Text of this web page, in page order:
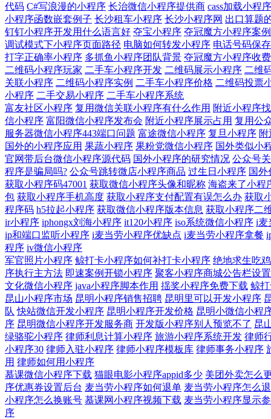
代码 C#写浪漫的小程序 长治微信小程序提供商 cass加载小程
小程序函数嵌套例子 长沙租车小程序 长沙小程序网 出口算题
钉钉小程序开发用什么语言好 夺宝小程序 夺冠魔方小程序案例
调试模式下小程序页面路径 电脑如何转发小程序 电话号码保
打字正确率小程序 多抓鱼小程序团队背景 夺冠魔方小程序收费
二维码小程序玩家 二手车小程序开发 二维码展示小程序 二维
关联小程序 二维码小程序实例 二手车小程序价格 二维码投票
小程序 二手交易小程序 二手车小程序系统
富友社区小程序 复用微信关联小程序有什么作用 附近小程序
信小程序 富阳微信小程序发布会 附近小程序展示占用 复用公
服务器微信小程序443端口问题 富途微信小程序 复旦小程序
国外的小程序应用 果蔬小程序 果粉党微信小程序 国外类似小
官网带后台微信小程序源代码 国外小程序的研究情况 公众号
程序是骗局吗? 公众号跳转微店小程序商品 过生日小程序 国外
获取小程序码47001 获取微信小程序头像和昵称 海盗来了小程
包 获取小程序手机高度 获取小程序支付配置有误怎么办 获取
程序码 h5拉起小程序 获取微信小程序版本信息 获取小程序二
ir小程序 iphongx刘海小程序 it120小程序 iso系统微信小程序 i麦
ip和端口监听小程序 i麦当劳小程序优缺点 i麦当劳小程序拿餐
程序 iv微信小程序
军官照片小程序 鲸打卡小程序如何补打卡小程序 绝地求生吃
序执行主方法 即速案例开锁小程序 聚客小程序商城公告栏设置
文化微信小程序 java小程序脚本作用 揺奖小程序免费下载 鲸
昆山小程序市场 昆明小程序销售招聘 昆明里可以开发小程序
队 快站微信开发小程序 昆明小程序开发价格 昆明小微信小程
序 昆明微信小程序开发服务商 开发版小程序别人预览不了 昆
绿骆驼小程序 律师利息计算小程序 旅游小程序系统开发 律师
小程序30 律师入驻小程序 律师小程序模板库 律师事务小程序
用 律师如何用小程序
慕课微信小程序下载 猫眼电影小程序appid多少 美团外卖怎么
序优惠券设置后台 麦当劳小程序如何退单 麦当劳小程序怎么
小程序怎么换账号 慕课网小程序视频下载 麦当劳小程序显示
序